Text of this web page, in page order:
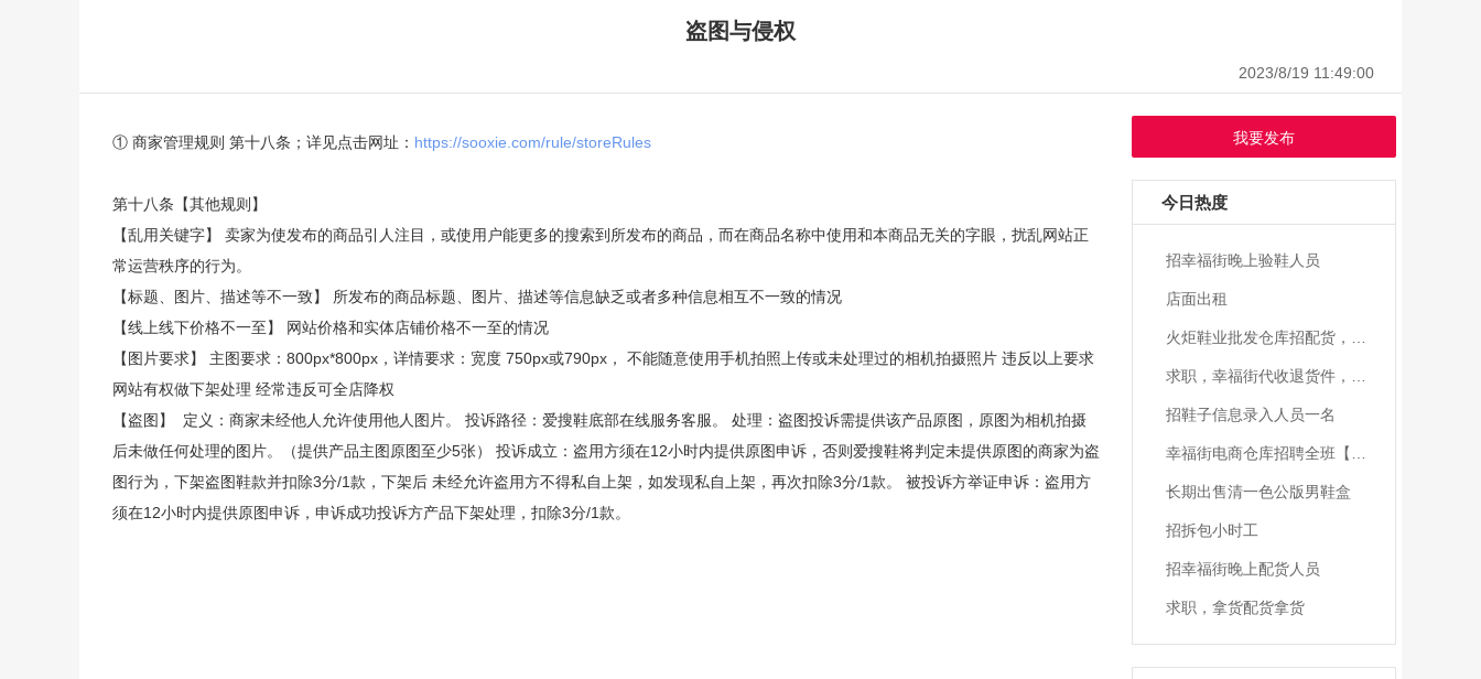
盗图与侵权
2023/8/19 11:49:00
① 商家管理规则 第十八条；详见点击网址： https://sooxie.com/rule/storeRules
第十八条【其他规则】
【乱用关键字】 卖家为使发布的商品引人注目，或使用户能更多的搜索到所发布的商品，而在商品名称中使用和本商品无关的字眼，扰乱网站正
常运营秩序的行为。
【标题、图片、描述等不一致】 所发布的商品标题、图片、描述等信息缺乏或者多种信息相互不一致的情况
【线上线下价格不一至】 网站价格和实体店铺价格不一至的情况
【图片要求】 主图要求：800px*800px，详情要求：宽度 750px或790px， 不能随意使用手机拍照上传或未处理过的相机拍摄照片 违反以上要求
网站有权做下架处理 经常违反可全店降权
【盗图】 定义：商家未经他人允许使用他人图片。 投诉路径：爱搜鞋底部在线服务客服。 处理：盗图投诉需提供该产品原图，原图为相机拍摄
后未做任何处理的图片。（提供产品主图原图至少5张） 投诉成立：盗用方须在12小时内提供原图申诉，否则爱搜鞋将判定未提供原图的商家为盗
图行为，下架盗图鞋款并扣除3分/1款，下架后 未经允许盗用方不得私自上架，如发现私自上架，再次扣除3分/1款。 被投诉方举证申诉：盗用方
须在12小时内提供原图申诉，申诉成功投诉方产品下架处理，扣除3分/1款。
我要发布
今日热度
招幸福街晚上验鞋人员
店面出租
招鞋子信息录入人员一名
长期出售清一色公版男鞋盒
招拆包小时工
招幸福街晚上配货人员
求职，拿货配货拿货